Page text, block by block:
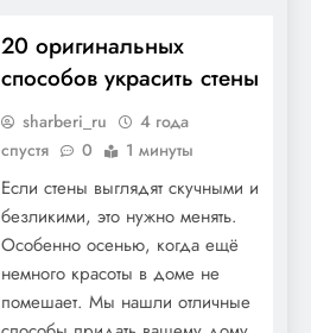
20 оригинальных
способов украсить стены
sharberi_ru
4 года
спустя
0 1 минуты
Если стены выглядят скучными и
безликими, это нужно менять.
Особенно осенью, когда ещё
немного красоты в доме не
помешает. Мы нашли отличные